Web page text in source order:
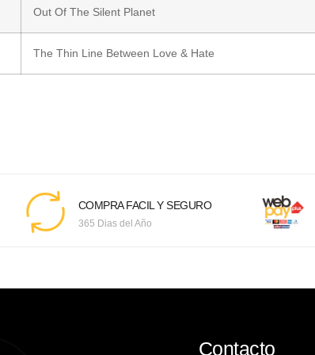
Out Of The Silent Planet
The Thin Line Between Love & Hate
COMPRA FACIL Y SEGURO
365 Dias del Año
Contacto